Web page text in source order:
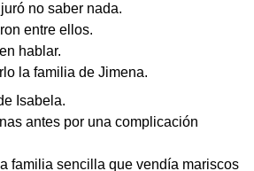
no saber nada.
entre ellos.
hablar.
la familia de Jimena.
Isabela.
antes por una complicación
familia sencilla que vendía mariscos